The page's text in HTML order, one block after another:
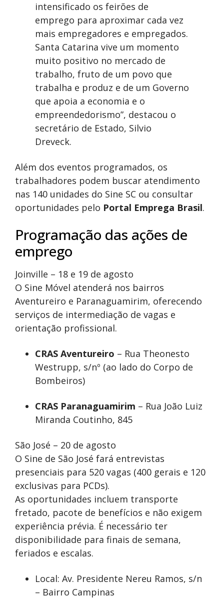
intensificado os feirões de
emprego para aproximar cada vez
mais empregadores e empregados.
Santa Catarina vive um momento
muito positivo no mercado de
trabalho, fruto de um povo que
trabalha e produz e de um Governo
que apoia a economia e o
empreendedorismo”, destacou o
secretário de Estado, Silvio
Dreveck.
Além dos eventos programados, os
trabalhadores podem buscar atendimento
nas 140 unidades do Sine SC ou consultar
oportunidades pelo Portal Emprega Brasil.
Programação das ações de
emprego
Joinville – 18 e 19 de agosto
O Sine Móvel atenderá nos bairros
Aventureiro e Paranaguamirim, oferecendo
serviços de intermediação de vagas e
orientação profissional.
CRAS Aventureiro – Rua Theonesto
Westrupp, s/nº (ao lado do Corpo de
Bombeiros)
CRAS Paranaguamirim – Rua João Luiz
Miranda Coutinho, 845
São José – 20 de agosto
O Sine de São José fará entrevistas
presenciais para 520 vagas (400 gerais e 120
exclusivas para PCDs).
As oportunidades incluem transporte
fretado, pacote de benefícios e não exigem
experiência prévia. É necessário ter
disponibilidade para finais de semana,
feriados e escalas.
Local: Av. Presidente Nereu Ramos, s/n
– Bairro Campinas